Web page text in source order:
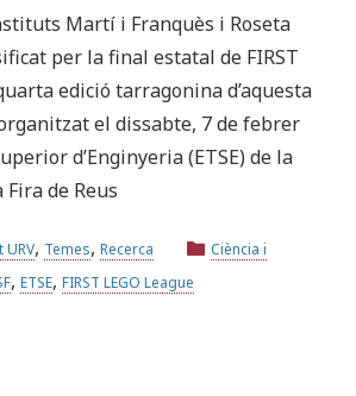
Martí i Franquès i Roseta
per la final estatal de FIRST
edició tarragonina d’aquesta
el dissabte, 7 de febrer
d’Enginyeria (ETSE) de la
Fira de Reus
URV, Temes, Recerca
Ciència i
, ETSE, FIRST LEGO League